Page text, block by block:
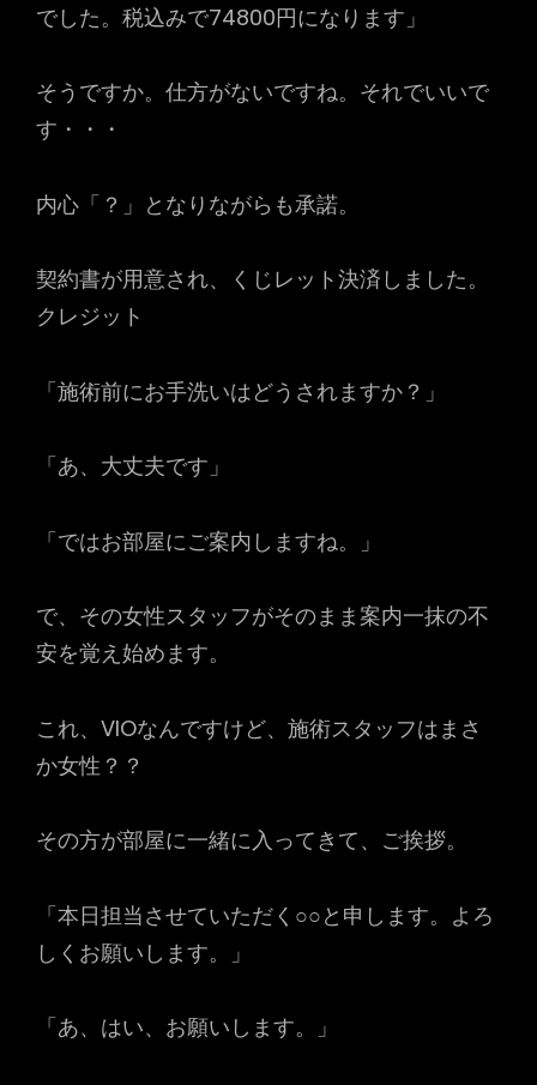
でした。税込みで74800円になります」
そうですか。仕方がないですね。それでいいで
す・・・
内心「？」となりながらも承諾。
契約書が用意され、くじレット決済しました。
クレジット
「施術前にお手洗いはどうされますか？」
「あ、大丈夫です」
「ではお部屋にご案内しますね。」
で、その女性スタッフがそのまま案内一抹の不
安を覚え始めます。
これ、VIOなんですけど、施術スタッフはまさ
か女性？？
その方が部屋に一緒に入ってきて、ご挨拶。
「本日担当させていただく○○と申します。よろ
しくお願いします。」
「あ、はい、お願いします。」